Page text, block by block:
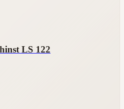
LS 122